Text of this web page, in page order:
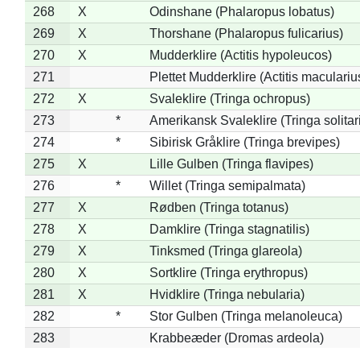
268
X
Odinshane (Phalaropus lobatus)
269
X
Thorshane (Phalaropus fulicarius)
270
X
Mudderklire (Actitis hypoleucos)
271
Plettet Mudderklire (Actitis
272
X
Svaleklire (Tringa ochropus)
273
*
Amerikansk Svaleklire (Tringa
274
*
Sibirisk Gråklire (Tringa brevipes)
275
X
Lille Gulben (Tringa flavipes)
276
*
Willet (Tringa semipalmata)
277
X
Rødben (Tringa totanus)
278
X
Damklire (Tringa stagnatilis)
279
X
Tinksmed (Tringa glareola)
280
X
Sortklire (Tringa erythropus)
281
X
Hvidklire (Tringa nebularia)
282
*
Stor Gulben (Tringa melanoleuca)
283
Krabbeæder (Dromas ardeola)